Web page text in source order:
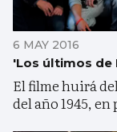
6 MAY 2016
'Los últimos de
El filme huirá
del año 1945,